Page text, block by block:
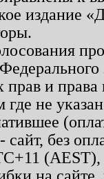
издание
прав и
не
без
на